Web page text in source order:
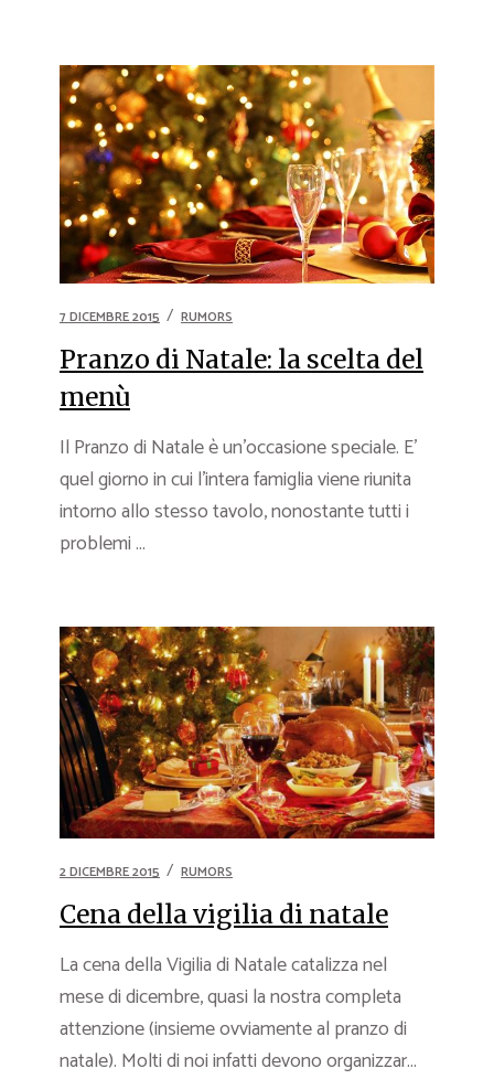
7 DICEMBRE 2015 RUMORS
Pranzo di Natale: la scelta del
menù
Il Pranzo di Natale è un’occasione speciale. E’
quel giorno in cui l’intera famiglia viene riunita
intorno allo stesso tavolo, nonostante tutti i
problemi ...
2 DICEMBRE 2015 RUMORS
Cena della vigilia di natale
La cena della Vigilia di Natale catalizza nel
mese di dicembre, quasi la nostra completa
attenzione (insieme ovviamente al pranzo di
natale). Molti di noi infatti devono organizzar...